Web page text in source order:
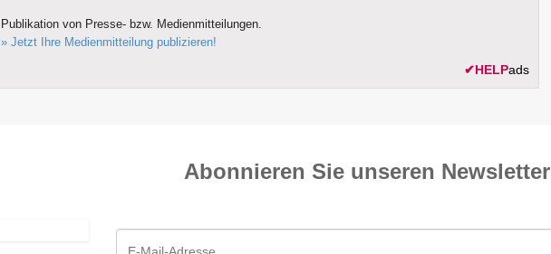
Publikation von Presse- bzw. Medienmitteilungen.
» Jetzt Ihre Medienmitteilung publizieren!
✔HELPads
Abonnieren Sie unseren News­letter